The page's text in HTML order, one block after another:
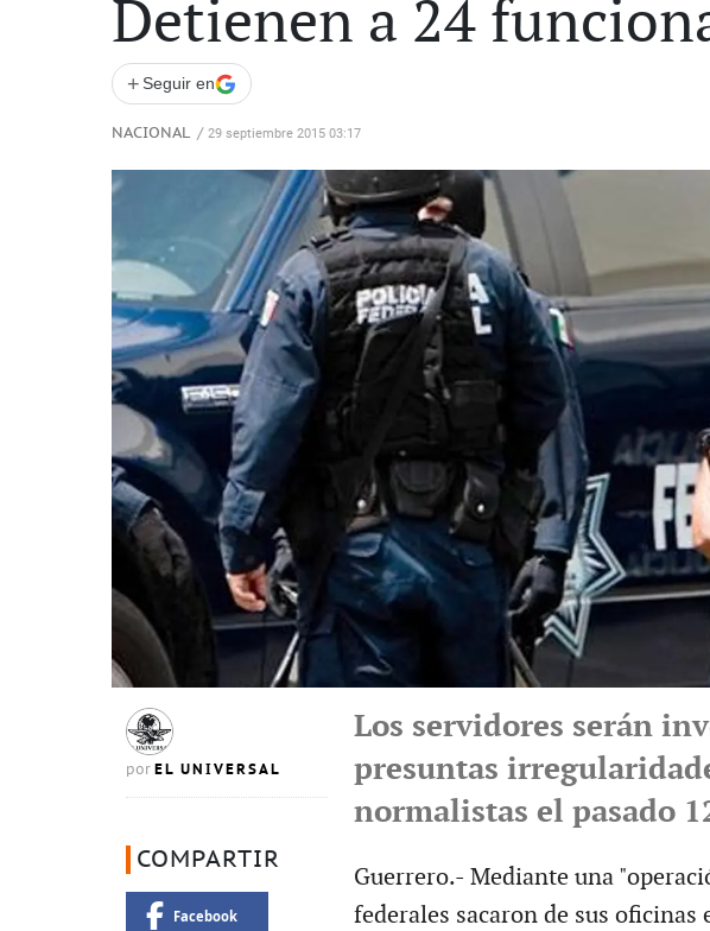
Detienen a 24
+ Seguir en
NACIONAL / 29 septiembre 2015 03:17
por EL UNIVERSAL
COMPARTIR
Facebook
Los servidores serán
presuntas
normalistas el pasado
Guerrero.- Mediante una
federales sacaron de sus